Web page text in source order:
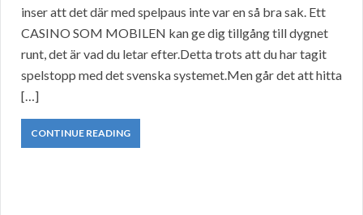
inser att det där med spelpaus inte var en så bra sak. Ett
CASINO SOM MOBILEN kan ge dig tillgång till dygnet
runt, det är vad du letar efter.Detta trots att du har tagit
spelstopp med det svenska systemet.Men går det att hitta
[…]
CONTINUE READING